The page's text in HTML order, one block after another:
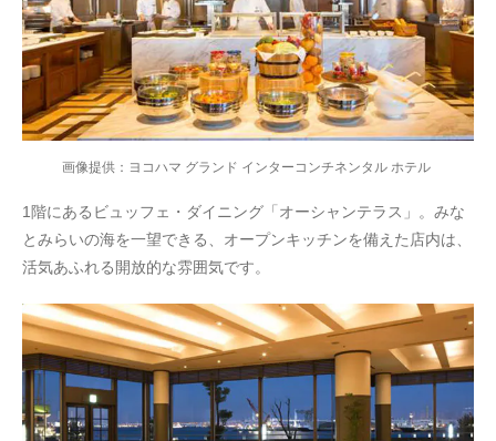
画像提供：ヨコハマ グランド インターコンチネンタル ホテル
1階にあるビュッフェ・ダイニング「オーシャンテラス」。みな
とみらいの海を一望できる、オープンキッチンを備えた店内は、
活気あふれる開放的な雰囲気です。